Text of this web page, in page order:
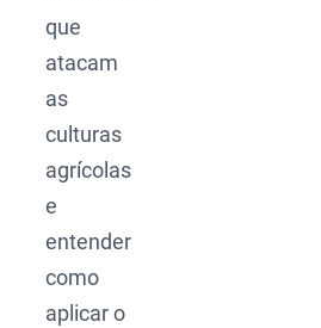
que
atacam
as
culturas
agrícolas
e
entender
como
aplicar o